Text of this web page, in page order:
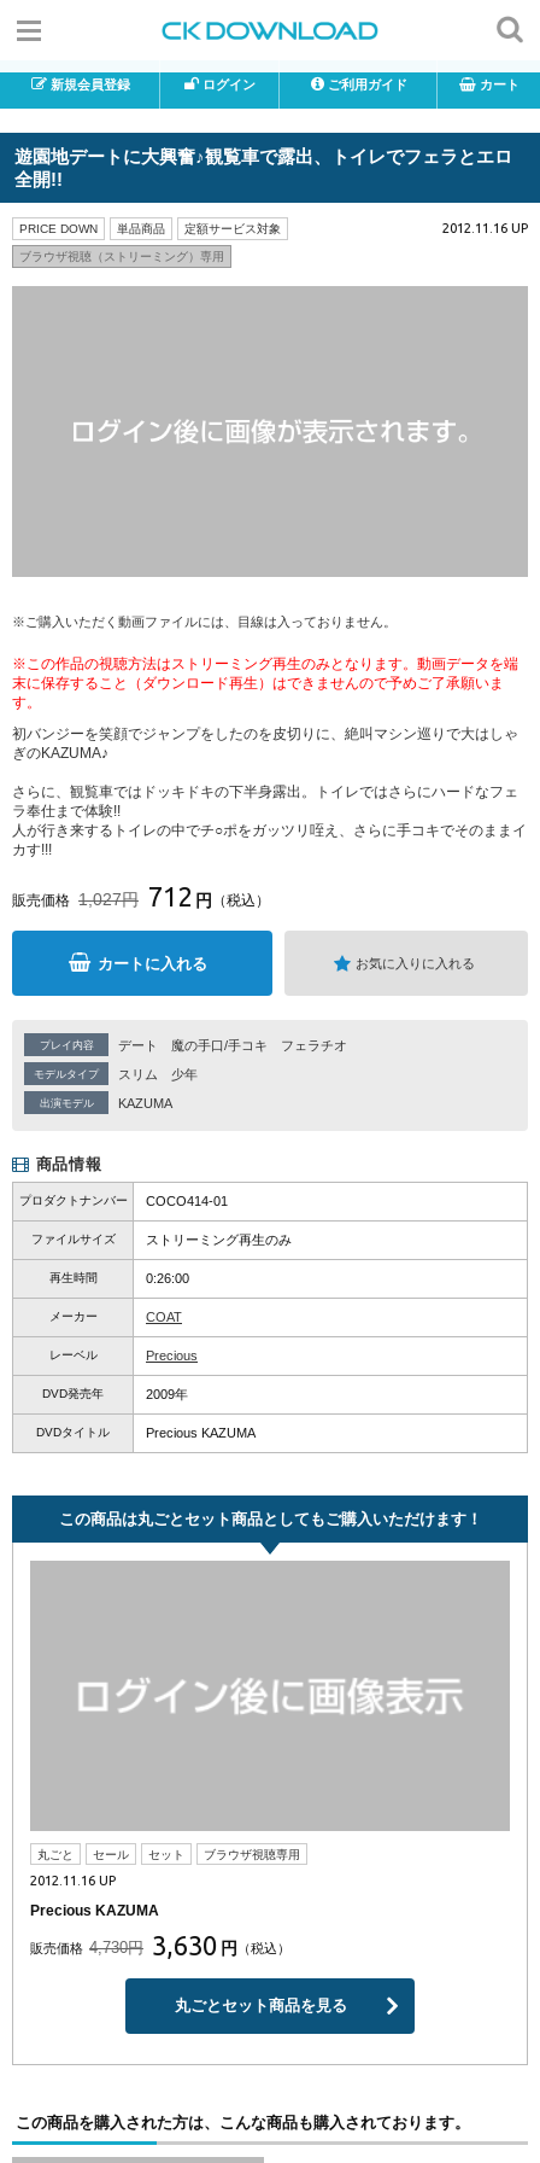
新規会員登録 ログイン ご利用ガイド カート
遊園地デートに大興奮♪観覧車で露出、トイレでフェラとエロ
全開!!
PRICE DOWN 単品商品 定額サービス対象
ブラウザ視聴（ストリーミング）専用
2012.11.16 UP
※ご購入いただく動画ファイルには、目線は入っておりません。
※この作品の視聴方法はストリーミング再生のみとなります。動画データを端
末に保存すること（ダウンロード再生）はできませんので予めご了承願いま
す。
初バンジーを笑顔でジャンプをしたのを皮切りに、絶叫マシン巡りで大はしゃ
ぎのKAZUMA♪
さらに、観覧車ではドッキドキの下半身露出。トイレではさらにハードなフェ
ラ奉仕まで体験!!
人が行き来するトイレの中でチ○ポをガッツリ咥え、さらに手コキでそのままイ
カす!!!
販売価格 1,027円 712 円 （税込）
カートに入れる お気に入りに入れる
プレイ内容 デート 魔の手口/手コキ フェラチオ
モデルタイプ スリム 少年
出演モデル KAZUMA
商品情報
プロダクトナンバー COCO414-01
ファイルサイズ ストリーミング再生のみ
再生時間 0:26:00
メーカー COAT
レーベル Precious
DVD発売年 2009年
DVDタイトル Precious KAZUMA
この商品は丸ごとセット商品としてもご購入いただけます！
丸ごと セール セット ブラウザ視聴専用
2012.11.16 UP
Precious KAZUMA
販売価格 4,730円 3,630 円 （税込）
丸ごとセット商品を見る
この商品を購入された方は、こんな商品も購入されております。